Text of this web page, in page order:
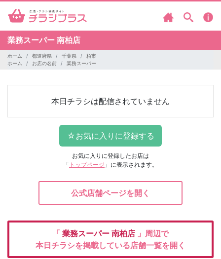
業務スーパー 南柏店
ホーム 都道府県 千葉県
柏市
ホーム
お店の名前 業務スーパー
本日チラシは配信されていません
お気に入りに登録したお店は
「 トップページ 」に表示されます。
公式店舗ページを開く
「 業務スーパー 南柏店 」周辺で
本日チラシを掲載している店舗一覧を開く